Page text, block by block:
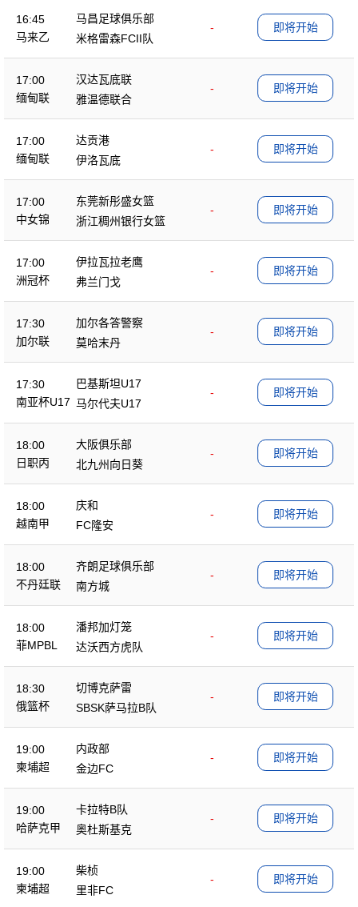
16:45
马来乙
马昌足球俱乐部
-
米格雷森FCII队
即将开始
17:00
缅甸联
汉达瓦底联
-
雅温德联合
即将开始
17:00
缅甸联
达贡港
-
伊洛瓦底
即将开始
17:00
中女锦
东莞新彤盛女篮
-
浙江稠州银行女篮
即将开始
17:00
洲冠杯
伊拉瓦拉老鹰
-
弗兰门戈
即将开始
17:30
加尔联
加尔各答警察
-
莫哈末丹
即将开始
17:30
南亚杯U17
巴基斯坦U17
-
马尔代夫U17
即将开始
18:00
日职丙
大阪俱乐部
-
北九州向日葵
即将开始
18:00
越南甲
庆和
-
FC隆安
即将开始
18:00
不丹廷联
齐朗足球俱乐部
-
南方城
即将开始
18:00
菲MPBL
潘邦加灯笼
-
达沃西方虎队
即将开始
18:30
俄篮杯
切博克萨雷
-
SBSK萨马拉B队
即将开始
19:00
柬埔超
内政部
-
金边FC
即将开始
19:00
哈萨克甲
卡拉特B队
-
奥杜斯基克
即将开始
19:00
柬埔超
柴桢
-
里非FC
即将开始